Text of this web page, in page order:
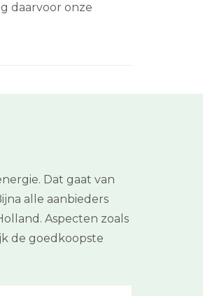
daarvoor onze
Dat gaat van
alle aanbieders
Aspecten zoals
de goedkoopste